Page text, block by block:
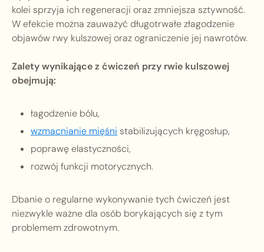
kolei sprzyja ich regeneracji oraz zmniejsza sztywność.
W efekcie można zauważyć długotrwałe złagodzenie
objawów rwy kulszowej oraz ograniczenie jej nawrotów.
Zalety wynikające z ćwiczeń przy rwie kulszowej
obejmują:
łagodzenie bólu,
wzmacnianie mięśni stabilizujących kręgosłup,
poprawę elastyczności,
rozwój funkcji motorycznych.
Dbanie o regularne wykonywanie tych ćwiczeń jest
niezwykle ważne dla osób borykających się z tym
problemem zdrowotnym.